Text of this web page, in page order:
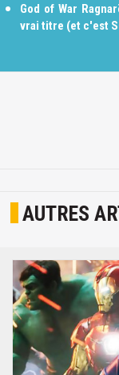
God of War
vrai titre (et c'est
AUTRES